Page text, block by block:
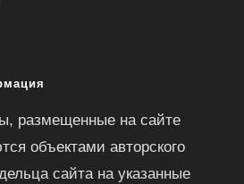
размещенные на сайте
объектами авторского
сайта на указанные